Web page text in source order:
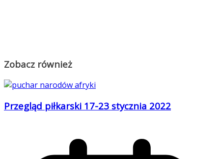
Zobacz również
Przegląd piłkarski 17-23 stycznia 2022